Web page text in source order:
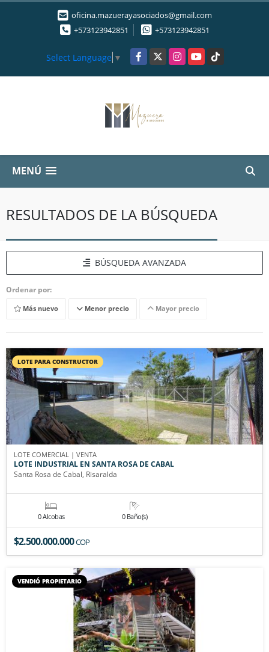
oficina.mazuerayasociados@gmail.com
+573123942851
+573123942851
Select Language ▼ Facebook
X InstagramYouTubeTikTok
MENÚ
RESULTADOS DE LA BÚSQUEDA
BÚSQUEDA AVANZADA
Ordenar por:
Más nuevo Menor precio Mayor precio
LOTE PARA CONSTRUCTOR
LOTE COMERCIAL | VENTA
LOTE INDUSTRIAL EN SANTA ROSA DE CABAL
Santa Rosa de Cabal, Risaralda
0 Alcobas 0 Baño(s)
$2.500.000.000COP
VENDIÓ PROPIETARIO